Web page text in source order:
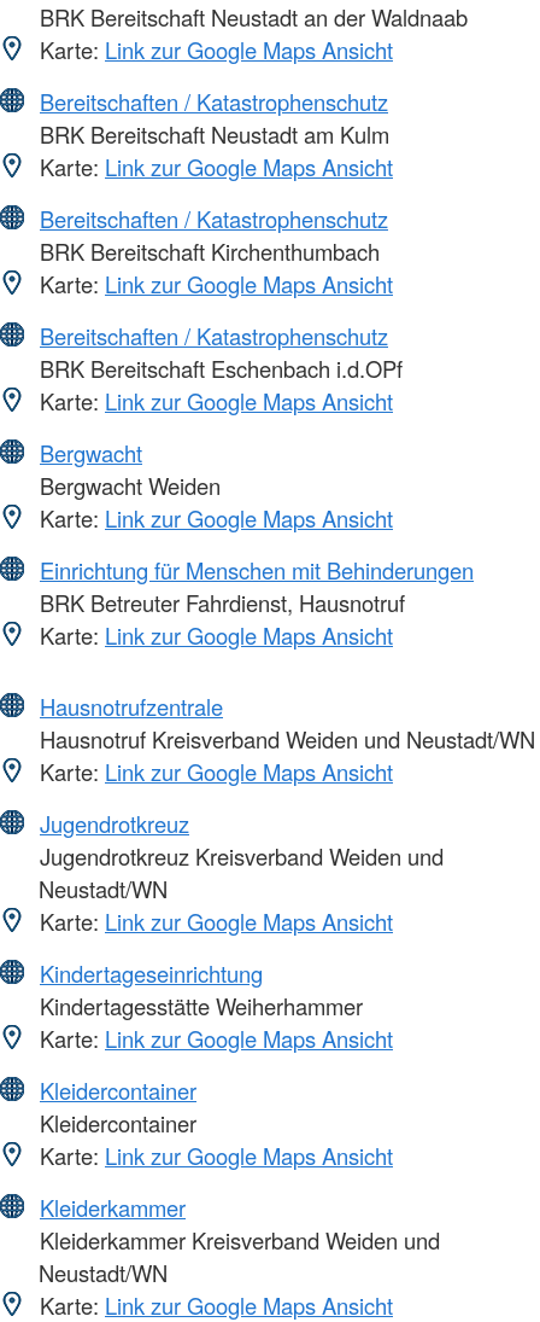
BRK Bereitschaft Neustadt an der Waldnaab
Karte: Link zur Google Maps Ansicht
Bereitschaften / Katastrophenschutz
BRK Bereitschaft Neustadt am Kulm
Karte: Link zur Google Maps Ansicht
Bereitschaften / Katastrophenschutz
BRK Bereitschaft Kirchenthumbach
Karte: Link zur Google Maps Ansicht
Bereitschaften / Katastrophenschutz
BRK Bereitschaft Eschenbach i.d.OPf
Karte: Link zur Google Maps Ansicht
Bergwacht
Bergwacht Weiden
Karte: Link zur Google Maps Ansicht
Einrichtung für Menschen mit Behinderungen
BRK Betreuter Fahrdienst, Hausnotruf
Karte: Link zur Google Maps Ansicht
Hausnotrufzentrale
Hausnotruf Kreisverband Weiden und Neustadt/WN
Karte: Link zur Google Maps Ansicht
Jugendrotkreuz
Jugendrotkreuz Kreisverband Weiden und
Neustadt/WN
Karte: Link zur Google Maps Ansicht
Kindertageseinrichtung
Kindertagesstätte Weiherhammer
Karte: Link zur Google Maps Ansicht
Kleidercontainer
Kleidercontainer
Karte: Link zur Google Maps Ansicht
Kleiderkammer
Kleiderkammer Kreisverband Weiden und
Neustadt/WN
Karte: Link zur Google Maps Ansicht